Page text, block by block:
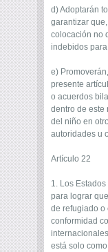
d) Adoptarán
garantizar
colocación no
indebidos
e)
presente
o acuerdos
dentro de este
del niño en
autoridades u
Artículo 22
1. Los
para lograr
de refugiado o
conformidad
está solo